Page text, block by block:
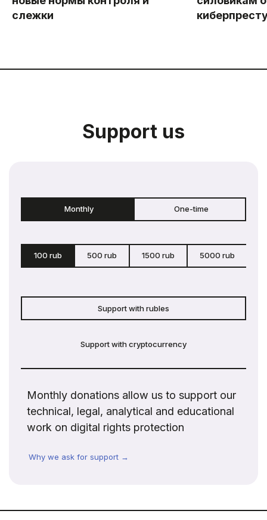
слежки
Support us
Monthly One-time
100 rub 500 rub 1500 rub 5000 rub
Support with rubles
Support with cryptocurrency
Monthly donations allow us to support our
technical, legal, analytical and educational
work on digital rights protection
Why we ask for support →